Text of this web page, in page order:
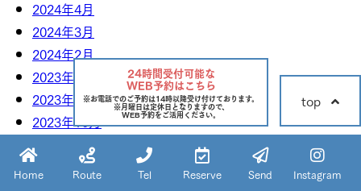
2024年4月
2024年3月
2024年2月
2023年12月
2023年11月
2023年10月
2023年9月
2023年7月
24時間受付可能な
WEB予約はこちら
※お電話でのご予約は14時以降受け付けております。
※月曜日は定休日となりますので、
WEB予約をご活用ください。
top
Home Route Tel Reserve Send Instagram